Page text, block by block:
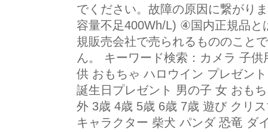
でください。故障の原因に繋がり
容量不足400Wh/L) ④国内正規品と
規販売会社で売られるもののこと
ん。 キーワード検索：カメラ 子
供 おもちゃ ハロウイン プレゼン
誕生日プレゼント 男の子 女 おも
外 3歳 4歳 5歳 6歳 7歳 遊び クリ
キャラクター 柴犬 パンダ 恐竜 ダ